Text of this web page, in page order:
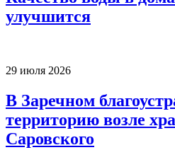
улучшится
29 июля 2026
В Заречном
территорию возле
Саровского